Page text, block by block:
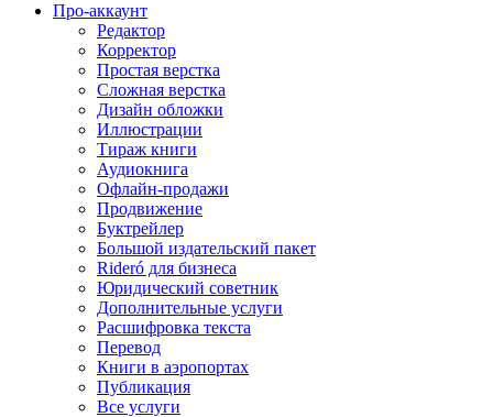
Про-аккаунт
Редактор
Корректор
Простая верстка
Сложная верстка
Дизайн обложки
Иллюстрации
Тираж книги
Аудиокнига
Офлайн-продажи
Продвижение
Буктрейлер
Большой издательский пакет
Rideró для бизнеса
Юридический советник
Дополнительные услуги
Расшифровка текста
Перевод
Книги в аэропортах
Публикация
Все услуги